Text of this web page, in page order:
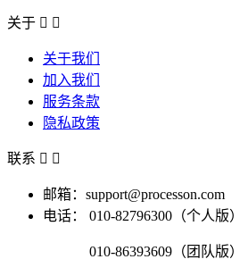
关于  
关于我们
加入我们
服务条款
隐私政策
联系  
邮箱：support@processon.com
电话：
010-82796300（个人版）
010-86393609（团队版）